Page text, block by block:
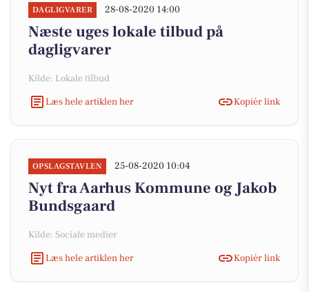
DAGLIGVARER 28-08-2020 14:00
Næste uges lokale tilbud på
dagligvarer
Kilde: Lokale tilbud
Læs hele artiklen her
Kopiér link
OPSLAGSTAVLEN 25-08-2020 10:04
Nyt fra Aarhus Kommune og Jakob
Bundsgaard
Kilde: Sociale medier
Læs hele artiklen her
Kopiér link